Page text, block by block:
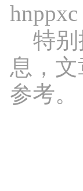
hnppxc
特别
息，
参考。